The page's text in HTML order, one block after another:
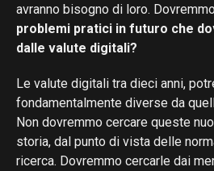
avranno bisogno di loro.
problemi pratici in futuro che
dalle valute digitali?
Le valute digitali tra dieci anni,
fondamentalmente diverse da
Non dovremmo cercare queste
storia, dal punto di vista delle
ricerca. Dovremmo cercarle dai